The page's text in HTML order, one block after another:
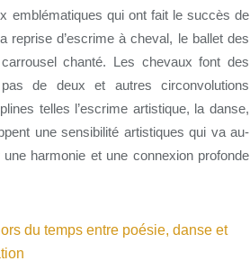
emblématiques qui ont fait le succès de
reprise d’escrime à cheval, le ballet des
chanté. Les chevaux font des
de deux et autres circonvolutions
telles l’escrime artistique, la danse,
une sensibilité artistiques qui va au-
harmonie et une connexion profonde